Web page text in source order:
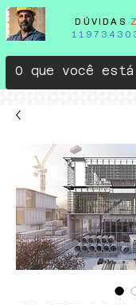
DÚVIDAS